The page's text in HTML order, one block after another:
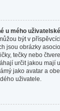
u mého
být v
jsou obrázky
tečky nebo
určit jakou mají
jako avatar a
uživatele.